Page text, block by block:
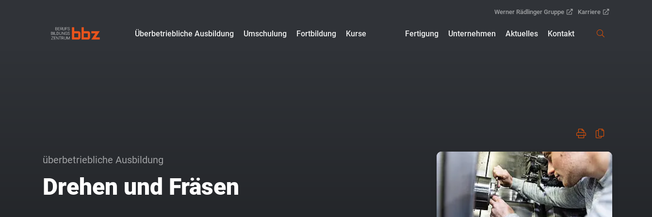
Werner Rädlinger Gruppe Karriere
Überbetriebliche Ausbildung Umschulung Fortbildung Kurse Fertigung Unternehmen Aktuelles Kontakt
überbetriebliche Ausbildung
Drehen und Fräsen